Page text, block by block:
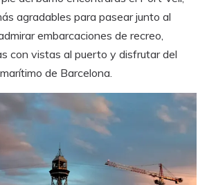
agradables para pasear junto al
embarcaciones de recreo,
con vistas al puerto y disfrutar del
de Barcelona.